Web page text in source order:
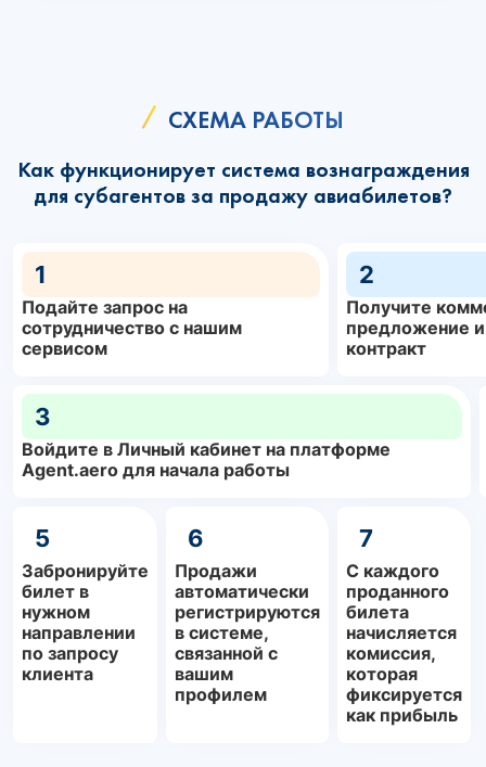
СХЕМА РАБОТЫ
Как функционирует система вознаграждения
для субагентов за продажу авиабилетов?
1
Подайте запрос на
сотрудничество с нашим
сервисом
2
Получите
предложение
контракт
3
Войдите в Личный кабинет на платформе
Agent.aero для начала работы
5
Забронируйте
билет в
нужном
направлении
по запросу
клиента
6
Продажи
автоматически
регистрируются
в системе,
связанной с
вашим
профилем
7
С каждого
проданного
билета
начисляется
комиссия,
которая
фиксируется
как прибыль